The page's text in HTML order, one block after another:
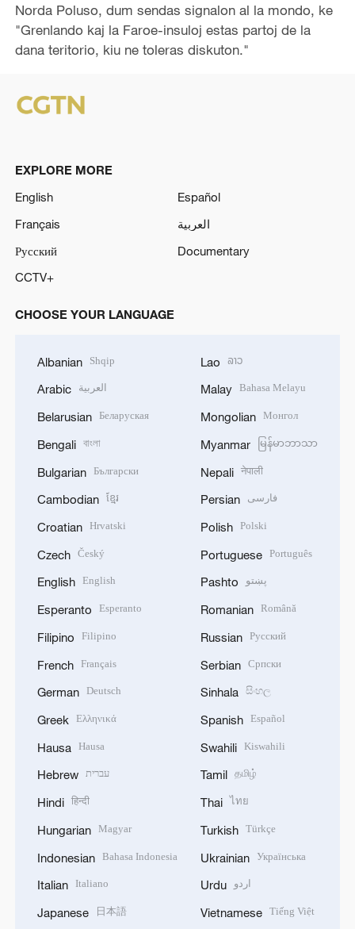
Norda Poluso, dum sendas signalon al la mondo, ke
"Grenlando kaj la Faroe-insuloj estas partoj de la
dana teritorio, kiu ne toleras diskuton."
EXPLORE MORE
English
Español
Français
العربية
Русский
Documentary
CCTV+
CHOOSE YOUR LANGUAGE
Albanian Shqip
Arabic العربية
Belarusian Беларуская
Bengali বাংলা
Bulgarian Български
Cambodian ខ្មែរ
Croatian Hrvatski
Czech Český
English English
Esperanto Esperanto
Filipino Filipino
French Français
German Deutsch
Greek Ελληνικά
Hausa Hausa
Hebrew עברית
Hindi हिन्दी
Hungarian Magyar
Indonesian Bahasa Indonesia
Italian Italiano
Japanese 日本語
Lao ລາວ
Malay Bahasa Melayu
Mongolian Монгол
Myanmar မြန်မာဘာသာ
Nepali नेपाली
Persian فارسی
Polish Polski
Portuguese Português
Pashto پښتو
Romanian Română
Russian Русский
Serbian Српски
Sinhala සිංහල
Spanish Español
Swahili Kiswahili
Tamil தமிழ்
Thai ไทย
Turkish Türkçe
Ukrainian Українська
Urdu اردو
Vietnamese Tiếng Việt